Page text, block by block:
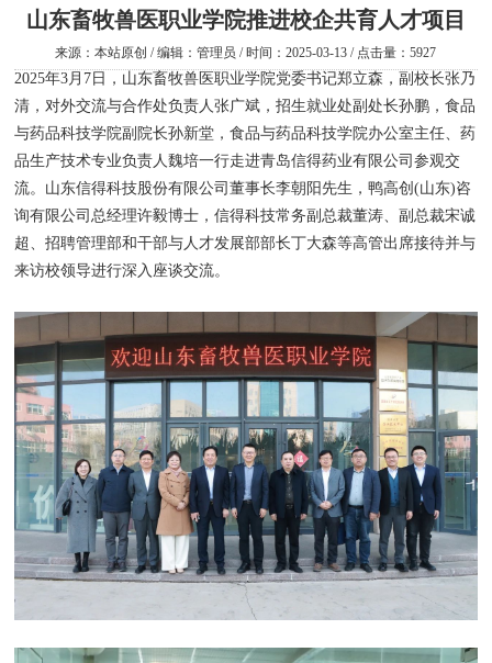
山东畜牧兽医职业学院推进校企共育人才项目
来源：本站原创 / 编辑：管理员 / 时间：2025-03-13 / 点击量：5927
2025年3月7日，山东畜牧兽医职业学院党委书记郑立森，副校长张乃
清，对外交流与合作处负责人张广斌，招生就业处副处长孙鹏，食品
与药品科技学院副院长孙新堂，食品与药品科技学院办公室主任、药
品生产技术专业负责人魏培一行走进青岛信得药业有限公司参观交
流。山东信得科技股份有限公司董事长李朝阳先生，鸭高创(山东)咨
询有限公司总经理许毅博士，信得科技常务副总裁董涛、副总裁宋诚
超、招聘管理部和干部与人才发展部部长丁大森等高管出席接待并与
来访校领导进行深入座谈交流。